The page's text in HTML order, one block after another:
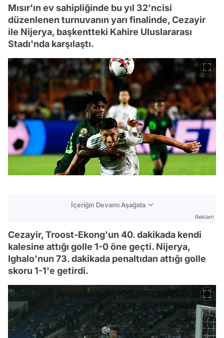
Mısır'ın ev sahipliğinde bu yıl 32'ncisi
düzenlenen turnuvanın yarı finalinde, Cezayir
ile Nijerya, başkentteki Kahire Uluslararası
Stadı'nda karşılaştı.
İçeriğin Devamı Aşağıda
Reklam
Cezayir, Troost-Ekong'un 40. dakikada kendi
kalesine attığı golle 1-0 öne geçti. Nijerya,
Ighalo'nun 73. dakikada penaltıdan attığı golle
skoru 1-1'e getirdi.